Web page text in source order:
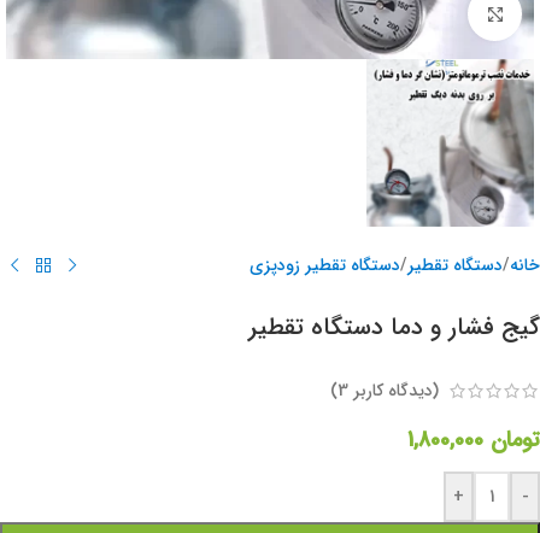
برای بزرگنمایی کلیک کنید
خانه/دستگاه تقطیر/دستگاه تقطیر زودپزی
گیج فشار و دما دستگاه تقطیر
(دیدگاه کاربر 3
)
تومان
-
+